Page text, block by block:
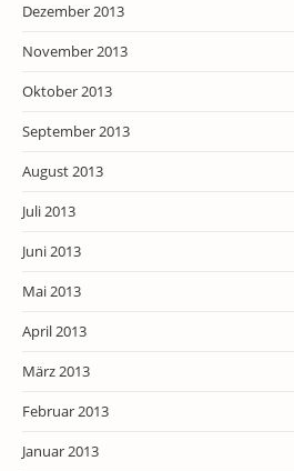
Dezember 2013
November 2013
Oktober 2013
September 2013
August 2013
Juli 2013
Juni 2013
Mai 2013
April 2013
März 2013
Februar 2013
Januar 2013